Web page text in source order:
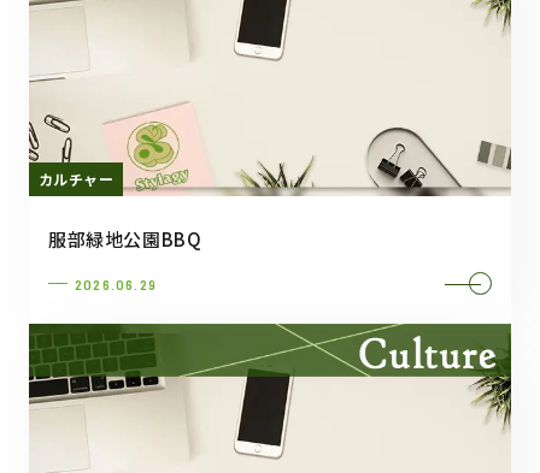
カルチャー
服部緑地公園BBQ
2026.06.29